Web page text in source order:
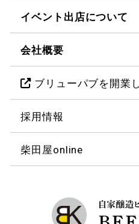
イベント出店について
会社概要
ブリューパブを開業
採用情報
柴田屋online